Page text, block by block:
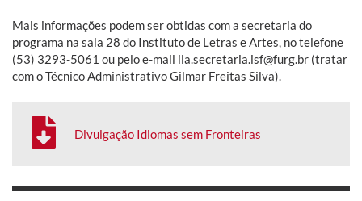
Mais informações podem ser obtidas com a secretaria do
programa na sala 28 do Instituto de Letras e Artes, no telefone
(53) 3293-5061 ou pelo e-mail ila.secretaria.isf@furg.br (tratar
com o Técnico Administrativo Gilmar Freitas Silva).
Divulgação Idiomas sem Fronteiras